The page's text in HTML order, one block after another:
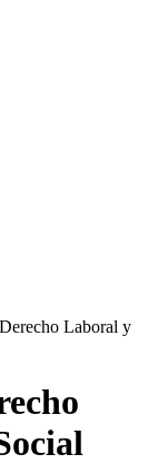
Laboral y